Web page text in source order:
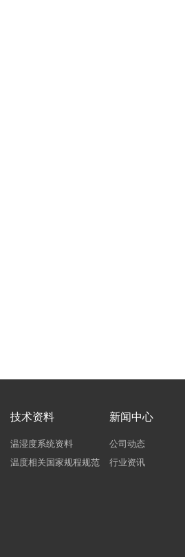
技术资料
温湿度系统资料
温度相关国家规程规范
新闻中心
公司动态
行业资讯